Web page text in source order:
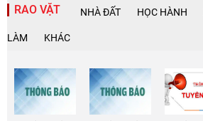
RAO VẶT NHÀ ĐẤT HỌC HÀNH
LÀM KHÁC